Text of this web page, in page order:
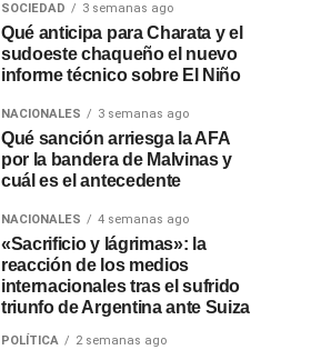
SOCIEDAD 3 semanas ago
Qué anticipa para Charata y el
sudoeste chaqueño el nuevo
informe técnico sobre El Niño
NACIONALES 3 semanas ago
Qué sanción arriesga la AFA
por la bandera de Malvinas y
cuál es el antecedente
NACIONALES 4 semanas ago
«Sacrificio y lágrimas»: la
reacción de los medios
internacionales tras el sufrido
triunfo de Argentina ante Suiza
POLÍTICA 2 semanas ago